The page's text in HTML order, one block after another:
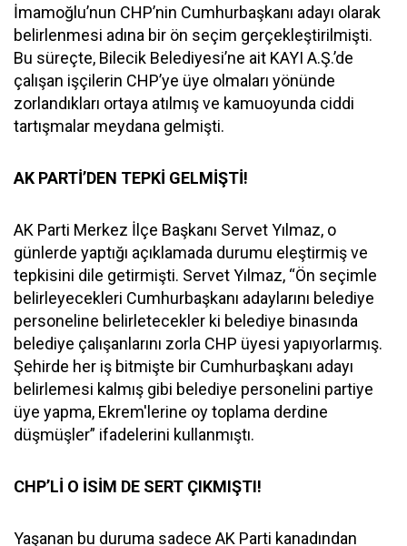
İmamoğlu’nun CHP’nin Cumhurbaşkanı adayı olarak
belirlenmesi adına bir ön seçim gerçekleştirilmişti.
Bu süreçte, Bilecik Belediyesi’ne ait KAYI A.Ş.’de
çalışan işçilerin CHP’ye üye olmaları yönünde
zorlandıkları ortaya atılmış ve kamuoyunda ciddi
tartışmalar meydana gelmişti.
AK PARTİ’DEN TEPKİ GELMİŞTİ!
AK Parti Merkez İlçe Başkanı Servet Yılmaz, o
günlerde yaptığı açıklamada durumu eleştirmiş ve
tepkisini dile getirmişti. Servet Yılmaz, “Ön seçimle
belirleyecekleri Cumhurbaşkanı adaylarını belediye
personeline belirletecekler ki belediye binasında
belediye çalışanlarını zorla CHP üyesi yapıyorlarmış.
Şehirde her iş bitmişte bir Cumhurbaşkanı adayı
belirlemesi kalmış gibi belediye personelini partiye
üye yapma, Ekrem'lerine oy toplama derdine
düşmüşler” ifadelerini kullanmıştı.
CHP’Lİ O İSİM DE SERT ÇIKMIŞTI!
Yaşanan bu duruma sadece AK Parti kanadından